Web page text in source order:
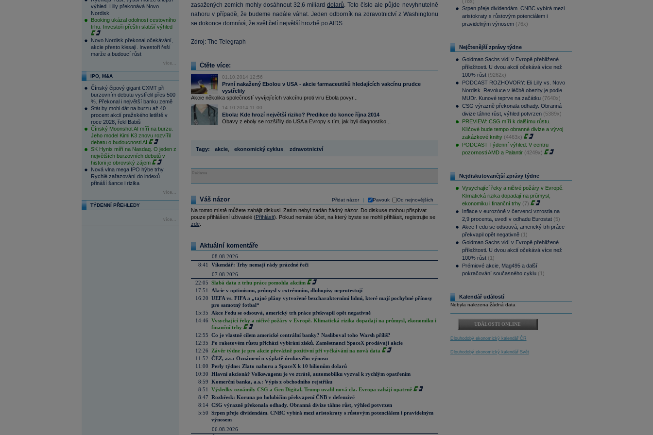
výhled. Lilly překonává Novo
Nordisk
Booking ukázal odolnost cestovního
trhu. Investoři přešli i slabší výhled
Novo Nordisk překonal očekávání,
akcie přesto klesají. Investoři řeší
marže a budoucí růst
více...
IPO, M&A
Čínský čipový gigant CXMT při
burzovním debutu vystřelil přes 500
%. Překonal i největší banku země
Stát by mohl dát na burzu až 40
procent akcií pražského letiště v
roce 2028, řekl Babiš
Čínský Moonshot AI míří na burzu.
Jeho model Kimi K3 znovu rozvířil
debatu o budoucnosti AI
SK Hynix míří na Nasdaq. O jeden z
největších burzovních debutů v
historii je obrovský zájem
Nová vlna mega IPO hýbe trhy.
Rychlé zařazování do indexů
přináší šance i rizika
více...
TÝDENNÍ PŘEHLEDY
více...
zasažených zemích mohly dosáhnout 32,6 miliarddolarů. Toto číslo ale půjde nevyhnutelně
nahoru v případě, že budeme nadále váhat. Jeden odborník na zdravotnictví z Washingtonu
se dokonce domnívá, že svět čelí největší hrozbě po AIDS.
Zdroj: The Telegraph
Čtěte více:
01.10.2014 12:56
První nakažený Ebolou v USA - akcie farmaceutiků hledajících vakcínu prudce
vystřelily
Akcie několika společností vyvíjejících vakcínu proti viru Ebola povyr...
14.10.2014 11:00
Ebola: Kde hrozí největší riziko? Predikce do konce října 2014
Obavy z eboly se rozšířily do USA a Evropy s tím, jak byli diagnostiko...
Tagy: akcie, ekonomický cyklus, zdravotnictví
Reklama
Přidat názor Pavouk Od nejnovějších
Váš názor
Na tomto místě můžete zahájit diskusi. Zatím nebyl zadán žádný názor. Do diskuse mohou přispívat
pouze přihlášení uživatelé (Přihlásit). Pokud nemáte účet, na který byste se mohli přihlásit, registrujte se
zde.
Aktuální komentáře
08.08.2026
8:41
Víkendář: Trhy nemají rády prázdné řeči
07.08.2026
22:05 Slabá data z trhu práce pomohla akciím
17:51
Akcie v optimismu, průmysl v extrémním, dluhopisy neprotestují
16:20 UEFA vs. FIFA a „tajné plány vytvořené bezcharakterními lidmi, které mají pochybné přínosy
pro samotný fotbal“
15:35
Akce Fedu se odsouvá, americký trh práce překvapil opět negativně
14:46 Vysychající řeky a ničivé požáry v Evropě. Klimatická rizika dopadají na průmysl, ekonomiku i
finanční trhy
12:55 Co je vlastně cílem americké centrální banky? Nasliboval toho Warsh příliš?
12:35 Po raketovém růstu přichází vybírání zisků. Zaměstnanci SpaceX prodávají akcie
12:26
Závěr týdne je pro akcie převážně pozitivní při vyčkávání na nová data
11:52 ČEZ, a.s.: Oznámení o výplatě úrokového výnosu
11:00 Perly týdne: Zlato nahoru a SpaceX k 10 bilionům dolarů
10:30 Hlavní akcionář Volkswagenu je ve ztrátě, automobilku vyzval k rychlým opatřením
8:59 Komerční banka, a.s.: Výpis z obchodního rejstříku
8:51
Výsledky oznámily CSG a Gen Digital, Trump uvalil nová cla. Evropa zahájí opatrně
8:47 Rozbřesk: Koruna po holubičím překvapení ČNB v defenzivě
8:14 CSG výrazně překonala odhady. Obranná divize táhne růst, výhled potvrzen
5:50 Srpen přeje dividendám. CNBC vybírá mezi aristokraty s růstovým potenciálem i pravidelným
výnosem
06.08.2026
Srpen přeje dividendám. CNBC vybírá mezi
aristokraty s růstovým potenciálem i
pravidelným výnosem (76x)
Nejčtenější zprávy týdne
Goldman Sachs vidí v Evropě přehlížené
příležitosti. U dvou akcií očekává více než
100% růst (9262x)
PODCAST ROZHOVORY: Eli Lilly vs. Novo
Nordisk. Revoluce v léčbě obezity je podle
MUDr. Kunové teprve na začátku (7640x)
CSG výrazně překonala odhady. Obranná
divize táhne růst, výhled potvrzen (5389x)
PREVIEW: CSG míří k dalšímu růstu.
Klíčové bude tempo obranné divize a vývoj
zakázkové knihy (4463x)
PODCAST Týdenní výhled: V centru
pozornosti AMD a Palantir (4249x)
Nejdiskutovanější zprávy týdne
Vysychající řeky a ničivé požáry v Evropě.
Klimatická rizika dopadají na průmysl,
ekonomiku i finanční trhy (7)
Inflace v eurozóně v červenci vzrostla na
2,9 procenta, uvedl v odhadu Eurostat (5)
Akce Fedu se odsouvá, americký trh práce
překvapil opět negativně (1)
Goldman Sachs vidí v Evropě přehlížené
příležitosti. U dvou akcií očekává více než
100% růst (1)
Prémiové akcie, Mag495 a další
pokračování současného cyklu (1)
Kalendář událostí
Nebyla nalezena žádná data
UDÁLOSTI ONLINE
Dlouhodobý ekonomický kalendář ČR
Dlouhodobý ekonomický kalendář Svět